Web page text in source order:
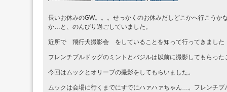
長いお休みのGW。。。せっかくのお休みだしどこかへ行こう
か…と、のんびり過ごしていました。
近所で 飛行犬撮影会 をしていることを知って行ってきました
フレンチブルドッグのミントとバジルは以前に撮影してもらっ
今回はムックとオリーブの撮影をしてもらいました。
ムックは会場に行くまでにすでにハァハァちゃん…。フレンチ